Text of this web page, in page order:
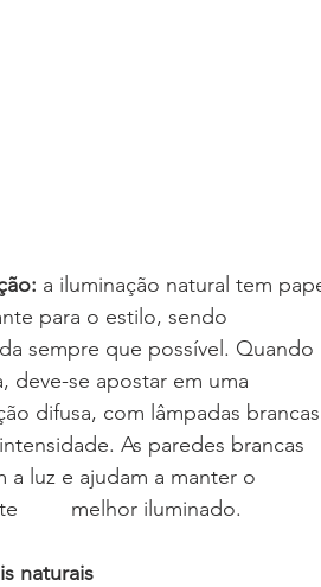
a iluminação natural tem
para o estilo, sendo
sempre que possível. Quando
deve-se apostar em uma
difusa, com lâmpadas brancas
As paredes brancas
a luz e ajudam a manter o
ambiente 	melhor iluminado.
naturais